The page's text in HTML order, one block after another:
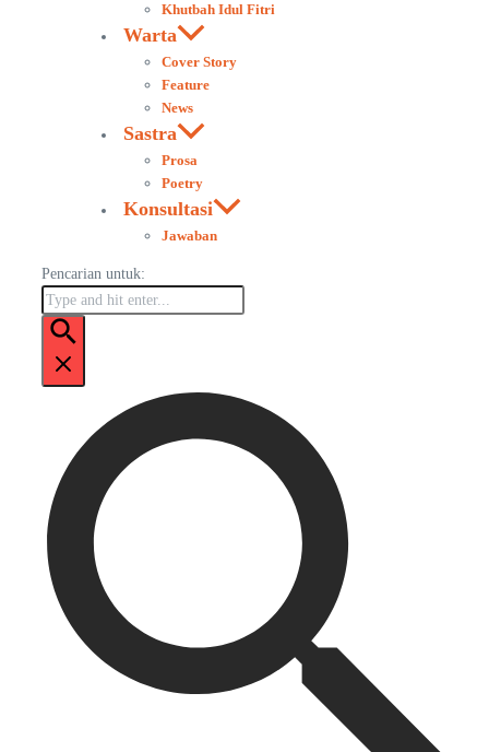
Khutbah Idul Fitri
Warta
Cover Story
Feature
News
Sastra
Prosa
Poetry
Konsultasi
Jawaban
Pencarian untuk: